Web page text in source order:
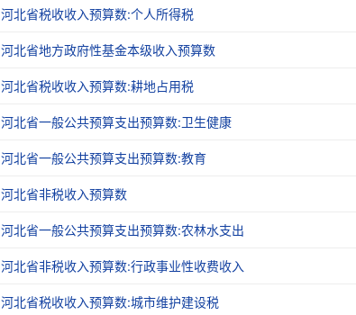
河北省税收收入预算数:个人所得税
河北省地方政府性基金本级收入预算数
河北省税收收入预算数:耕地占用税
河北省一般公共预算支出预算数:卫生健康
河北省一般公共预算支出预算数:教育
河北省非税收入预算数
河北省一般公共预算支出预算数:农林水支出
河北省非税收入预算数:行政事业性收费收入
河北省税收收入预算数:城市维护建设税